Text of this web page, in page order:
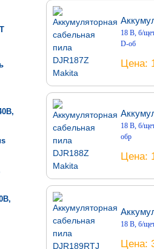
18 В, б/
D-об
18 В, б/
обр
18 В, б/